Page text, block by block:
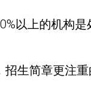
以上的机构
生简章更注